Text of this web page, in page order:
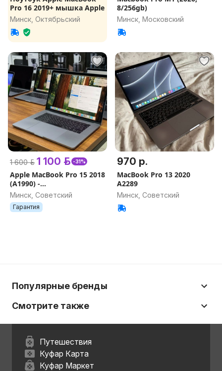
Pro 16 2019+ мышка Apple
Минск, Октябрьский
8/256gb)
Минск, Московский
1 600 р. 1 100 р. -31%
Apple MacBook Pro 15 2018
(A1990) -
I7/16GB/512SSD/PRO 555X
4GB
Минск, Советский
Гарантия
970 р.
MacBook Pro 13 2020
A2289
Минск, Советский
Популярные бренды
Смотрите также
Путешествия
Куфар Карта
Куфар Маркет